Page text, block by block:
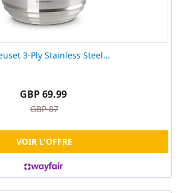
3-Ply Stainless Steel...
GBP 69.99
GBP 87
VOIR L'OFFRE